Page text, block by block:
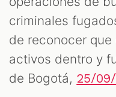
criminales
de reconocer
activos dentro y
de Bogotá, 25/